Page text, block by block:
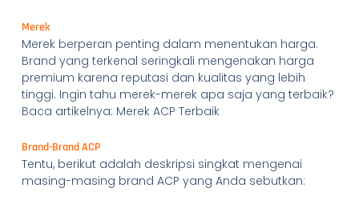
Merek
Merek berperan penting dalam menentukan harga.
Brand yang terkenal seringkali mengenakan harga
premium karena reputasi dan kualitas yang lebih
tinggi. Ingin tahu merek-merek apa saja yang terbaik?
Baca artikelnya: Merek ACP Terbaik
Brand-Brand ACP
Tentu, berikut adalah deskripsi singkat mengenai
masing-masing brand ACP yang Anda sebutkan: